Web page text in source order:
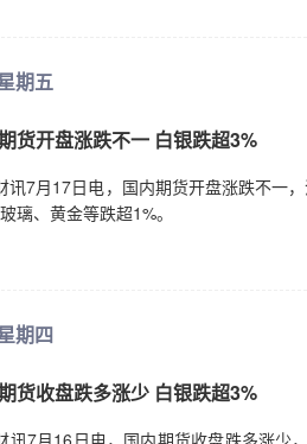
期五
货开盘涨跌不一 白银跌超3%
讯7月17日电，国内期货开盘涨跌不一
璃、黄金等跌超1%。
期四
货收盘跌多涨少 白银跌超3%
讯7月16日电，国内期货收盘跌多涨少